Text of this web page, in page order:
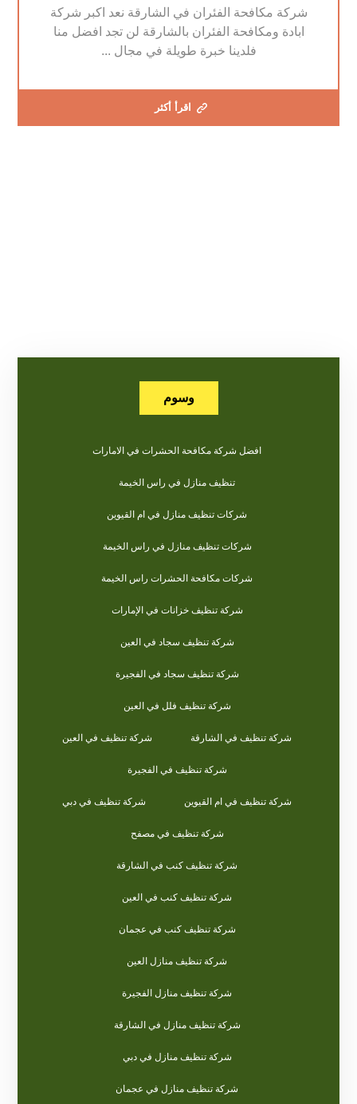
شركة مكافحة الفئران في الشارقة نعد اكبر شركة
ابادة ومكافحة الفئران بالشارقة لن تجد افضل منا
فلدينا خبرة طويلة في مجال ...
اقرأ أكثر
وسوم
افضل شركة مكافحة الحشرات في الامارات
تنظيف منازل في راس الخيمة
شركات تنظيف منازل في ام القيوين
شركات تنظيف منازل في راس الخيمة
شركات مكافحة الحشرات راس الخيمة
شركة تنظيف خزانات في الإمارات
شركة تنظيف سجاد في العين
شركة تنظيف سجاد في الفجيرة
شركة تنظيف فلل في العين
شركة تنظيف في الشارقة شركة تنظيف في العين
شركة تنظيف في الفجيرة
شركة تنظيف في ام القيوين شركة تنظيف في دبي
شركة تنظيف في مصفح
شركة تنظيف كنب في الشارقة
شركة تنظيف كنب في العين
شركة تنظيف كنب في عجمان
شركة تنظيف منازل العين
شركة تنظيف منازل الفجيرة
شركة تنظيف منازل في الشارقة
شركة تنظيف منازل في دبي
شركة تنظيف منازل في عجمان